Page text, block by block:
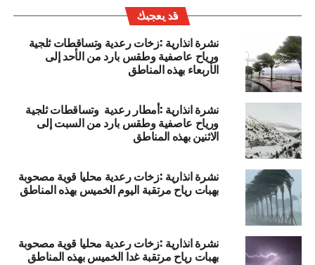
قد يعجبك
نشرة انذارية :زخات رعدية وتساقطات ثلجية
ورياح عاصفية وطقس بارد من الأحد إلى
الأربعاء بهذه المناطق
نشرة انذارية :أمطار رعدية وتساقطات ثلجية
ورياح عاصفية وطقس بارد من السبت إلى
الاثنين بهذه المناطق
نشرة انذارية :زخات رعدية محليا قوية مصحوبة
بهبات رياح مرتقبة اليوم الخميس بهذه المناطق
نشرة انذارية :زخات رعدية محليا قوية مصحوبة
بهبات رياح مرتقبة غدا الخميس بهذه المناطق